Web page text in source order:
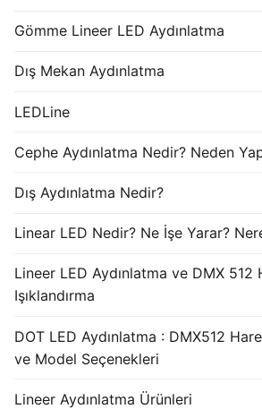
Gömme Lineer LED Aydınlatma
Dış Mekan Aydınlatma
LEDLine
Cephe Aydınlatma Nedir? Neden
Dış Aydınlatma Nedir?
Linear LED Nedir? Ne İşe Yarar?
Lineer LED Aydınlatma ve DMX 512
Işıklandırma
DOT LED Aydınlatma : DMX512
ve Model Seçenekleri
Lineer Aydınlatma Ürünleri